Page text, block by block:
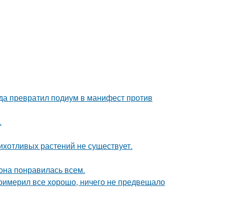
превратил подиум в манифест против
растений не существует.
понравилась всем.
все хорошо, ничего не предвещало